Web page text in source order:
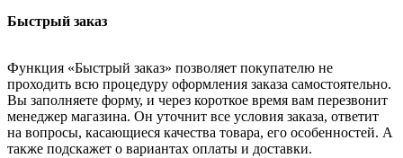
Быстрый заказ
Функция «Быстрый заказ» позволяет покупателю не
проходить всю процедуру оформления заказа самостоятельно.
Вы заполняете форму, и через короткое время вам перезвонит
менеджер магазина. Он уточнит все условия заказа, ответит
на вопросы, касающиеся качества товара, его особенностей. А
также подскажет о вариантах оплаты и доставки.